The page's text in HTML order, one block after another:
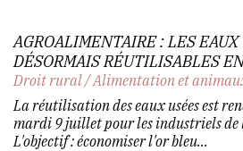
AGROALIMENTAIRE : LES
DÉSORMAIS RÉUTILISABLES
Droit rural/Alimentation et
La réutilisation des eaux usées est
mardi 9 juillet pour les industriels
L'objectif : économiser l'or bleu...